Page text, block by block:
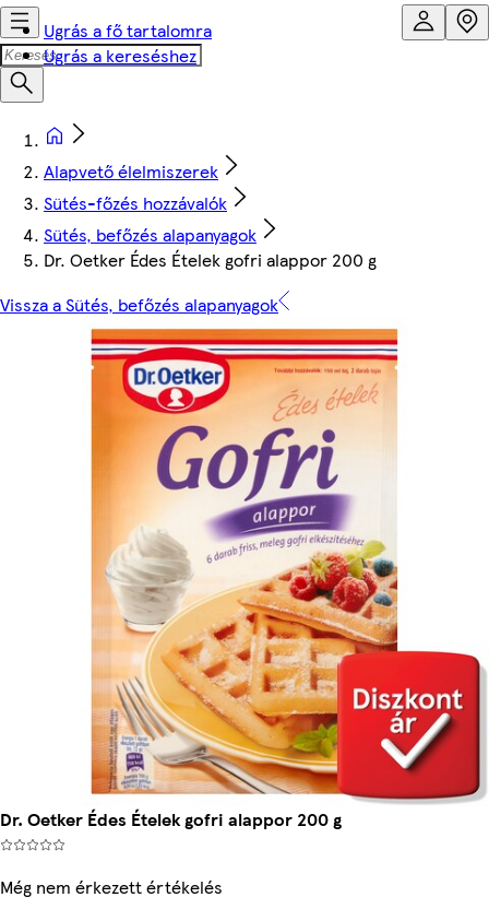
Ugrás a fő tartalomra
Ugrás a kereséshez
Alapvető élelmiszerek
Sütés-főzés hozzávalók
Sütés, befőzés alapanyagok
Dr. Oetker Édes Ételek gofri alappor 200 g
Vissza a Sütés, befőzés alapanyagok
Dr. Oetker Édes Ételek gofri alappor 200 g
Még nem érkezett értékelés